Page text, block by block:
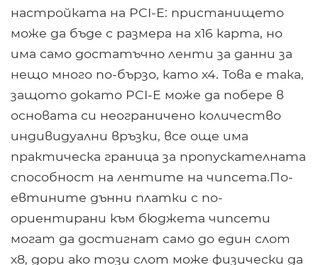
настройката на PCI-E: пристанището
може да бъде с размера на x16 карта, но
има само достатъчно ленти за данни за
нещо много по-бързо, като x4. Това е така,
защото докато PCI-E може да побере в
основата си неограничено количество
индивидуални връзки, все още има
практическа граница за пропускателната
способност на лентите на чипсета.По-
евтините дънни платки с по-
ориентирани към бюджета чипсети
могат да достигнат само до един слот
x8, дори ако този слот може физически да